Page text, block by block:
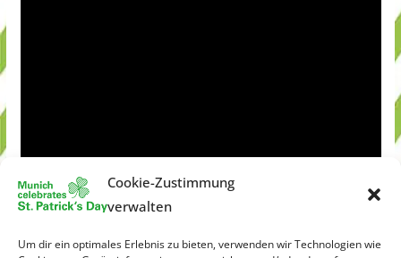
Cookie-Zustimmung
verwalten
Um dir ein optimales Erlebnis zu bieten, verwenden wir Technologien wie